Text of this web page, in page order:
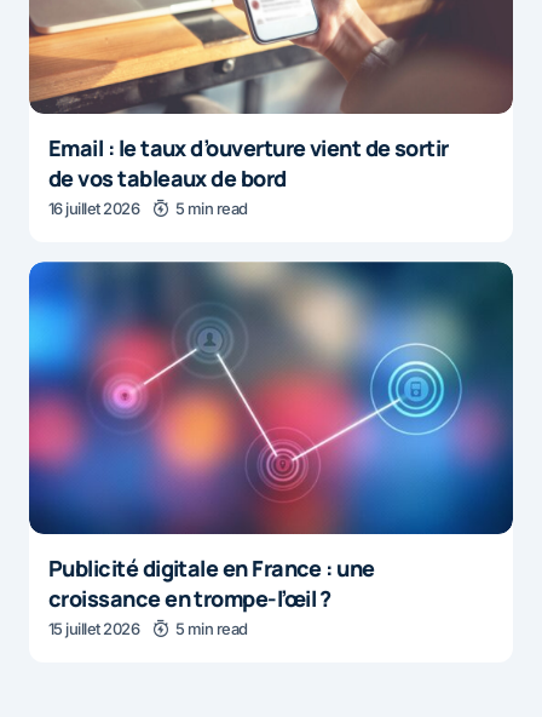
Email : le taux d’ouverture vient de sortir
de vos tableaux de bord
16 juillet 2026 5 min read
Publicité digitale en France : une
croissance en trompe-l’œil ?
15 juillet 2026 5 min read